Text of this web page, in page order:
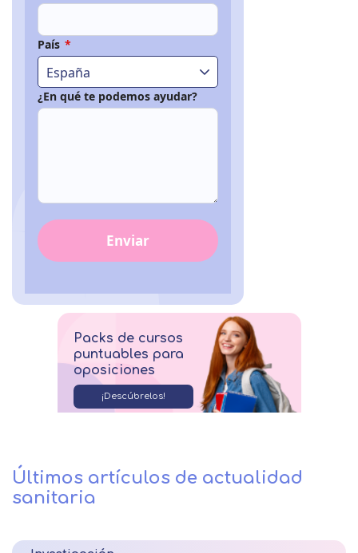
País *
España
¿En qué te podemos ayudar?
Enviar
Packs de cursos
puntuables para
oposiciones
¡Descúbrelos!
Últimos artículos de actualidad
sanitaria